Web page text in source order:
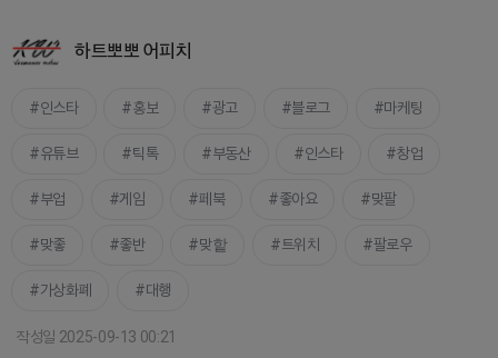
하트뽀뽀 어피치
인스타 홍보 광고 블로그 마케팅
유튜브 틱톡 부동산 인스타 창업
부업 게임 페북 좋아요 맞팔
맞좋 좋반 맞핱 트위치 팔로우
가상화폐 대행
작성일 2025-09-13 00:21